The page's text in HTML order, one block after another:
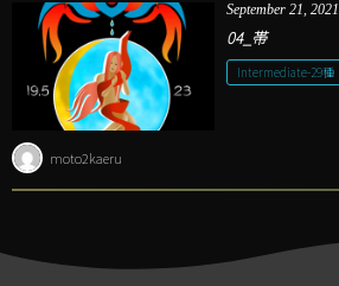
September 21,2021
04_帯
Intermediate-29種
moto2kaeru